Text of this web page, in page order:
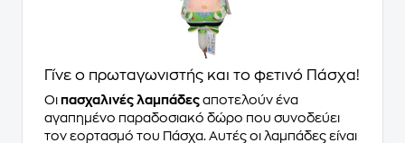
Γίνε ο πρωταγωνιστής και το φετινό Πάσχα!
Οι πασχαλινές λαμπάδες αποτελούν ένα
αγαπημένο παραδοσιακό δώρο που συνοδεύει
τον εορτασμό του Πάσχα. Αυτές οι λαμπάδες είναι